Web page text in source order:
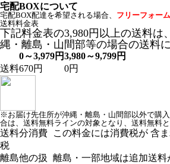
宅配BOXについて
宅配BOX配達を希望される場合、 フリーフォー
送料料金表
下記料金表の3,980円以上の送料は
縄・離島・山間部等の場合の送料に
0～3,979円3,980～9,799円
送料670円 0円
※お届け先住所が沖縄・離島・山間部以外で購
合は、送料無料ラインの対象となり、送料無料と
送料分消費
税
この料金には消費税が 含ま
離島他の扱
離島・一部地域は追加送料